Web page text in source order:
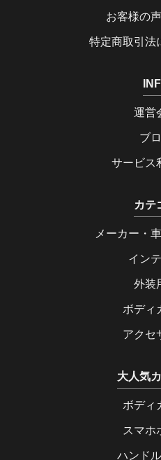
お客様の
特定商取引法
運営
ブ
サービス
カテ
メーカー・
イン
外装
ボディ
アクセ
大人気
ボディ
スマホ
ハンド